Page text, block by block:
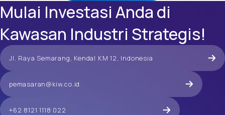
Mulai Investasi Anda di
Kawasan Industri Strategis!
Jl. Raya Semarang, Kendal KM 12, Indonesia
pemasaran@kiw.co.id
+62 8121 1118 022